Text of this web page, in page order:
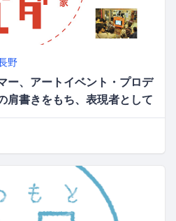
野
ー、アートイベント・プロデ
肩書きをもち、表現者として
常編集家・事編kotoami主
まつもと市民大学 テーマ
ダワタル